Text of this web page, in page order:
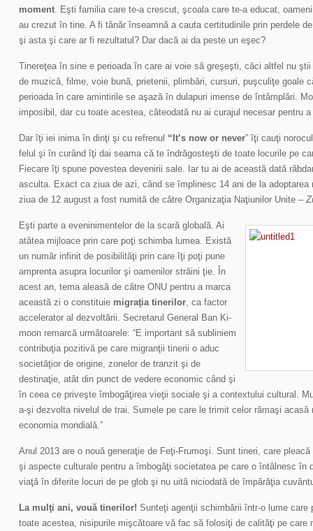
moment. Eşti familia care te-a crescut, şcoala care te-a educat,
au crezut în tine. A fi tânăr înseamnă a cauta certitudinile prin perdele
şi asta şi care ar fi rezultatul? Dar dacă ai da peste un eşec?
Tinereţea în sine e perioada în care ai voie să greşeşti, căci altfel nu
de muzică, filme, voie bună, prietenii, plimbări, cursuri, puşculiţe goale
perioada în care amintirile se aşază în dulapuri imense de întâmplări.
imposibil, dar cu toate acestea, câteodată nu ai curajul necesar pentru
Dar îţi iei inima în dinţi şi cu refrenul “It’s now or never” îţi cauţi
felul şi în curând îţi dai seama că te îndrăgosteşti de toate locurile pe
Fiecare îţi spune povestea devenirii sale. Iar tu ai de această dată
asculta. Exact ca ziua de azi, când se împlinesc 14 ani de la
ziua de 12 august a fost numită de către Organizaţia Naţiunilor Unite –
Eşti parte a eveninimentelor de la scară globală. Ai
atâtea mijloace prin care poţi schimba lumea. Există
un număr infinit de posibilităţi prin care îţi poţi pune
amprenta asupra locurilor şi oamenilor străini ţie. În
acest an, tema aleasă de către ONU pentru a marca
această zi o constituie migraţia tinerilor, ca factor
accelerator al dezvoltării. Secretarul General Ban Ki-
moon remarcă următoarele: “E important să subliniem
contribuţia pozitivă pe care migranţii tinerii o aduc
societăţior de origine, zonelor de tranzit şi de
destinaţie, atât din punct de vedere economic când şi
în ceea ce priveşte îmbogăţirea vieţii sociale şi a contextului cultural.
a-şi dezvolta nivelul de trai. Sumele pe care le trimit celor rămaşi acasă
economia mondială.”
Anul 2013 are o nouă generaţie de Feţi-Frumoşi. Sunt tineri, care
şi aspecte culturale pentru a îmbogăţi societatea pe care o întâlnesc în
viaţă în diferite locuri de pe glob şi nu uită niciodată de împărăţia
La mulţi ani, vouă tinerilor! Sunteţi agenţii schimbării într-o lume care
toate acestea, nisipurile mişcătoare vă fac să folosiţi de calităţi pe care